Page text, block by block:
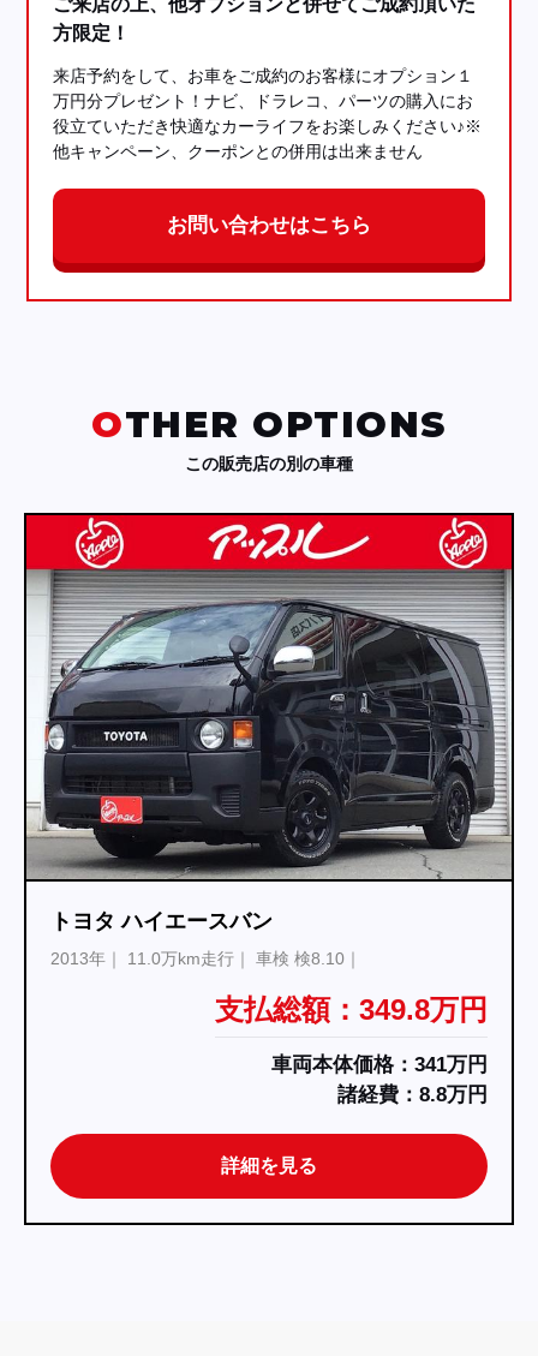
方限定！
来店予約をして、お車をご成約のお客様にオプション１
万円分プレゼント！ナビ、ドラレコ、パーツの購入にお
役立ていただき快適なカーライフをお楽しみください♪※
他キャンペーン、クーポンとの併用は出来ません
お問い合わせはこちら
OTHER OPTIONS
この販売店の別の車種
トヨタ ハイエースバン
2013年 11.0万km走行 車検 検8.10
支払総額：349.8万円
車両本体価格：341万円
諸経費：8.8万円
詳細を見る